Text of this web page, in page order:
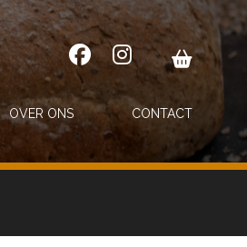
OVER ONS CONTACT